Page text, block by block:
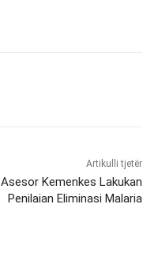
Artikulli tjetër
Asesor Kemenkes Lakukan
Penilaian Eliminasi Malaria